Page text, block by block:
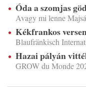
Óda a szomjas
Avagy mi lenne
Kékfrankos
Blaufränkisch
Hazai pályán
GROW du Monde